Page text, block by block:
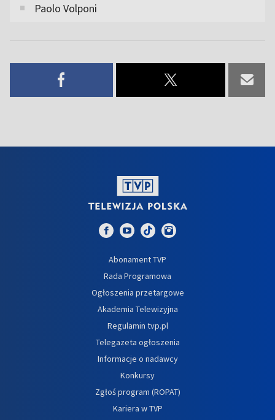
Paolo Volponi
Abonament TVP
Rada Programowa
Ogłoszenia przetargowe
Akademia Telewizyjna
Regulamin tvp.pl
Telegazeta ogłoszenia
Informacje o nadawcy
Konkursy
Zgłoś program (ROPAT)
Kariera w TVP